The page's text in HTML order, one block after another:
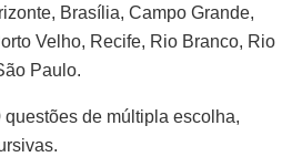
Brasília, Campo Grande,
Velho, Recife, Rio Branco, Rio
Paulo.
de múltipla escolha,